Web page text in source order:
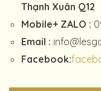
Thạnh Xuân Q12
Mobile+ ZALO :
Email :
Facebook: